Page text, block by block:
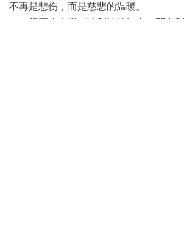
不再是悲伤，而是慈悲的温暖。
很喜欢电影《哈利波特》中，邓布利